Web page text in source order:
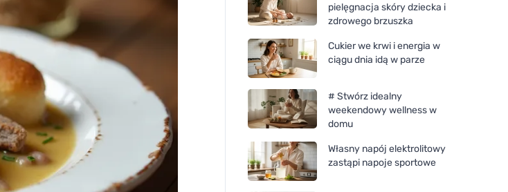
pielęgnacja skóry dziecka i
zdrowego brzuszka
Cukier we krwi i energia w
ciągu dnia idą w parze
# Stwórz idealny
weekendowy wellness w
domu
Własny napój elektrolitowy
zastąpi napoje sportowe